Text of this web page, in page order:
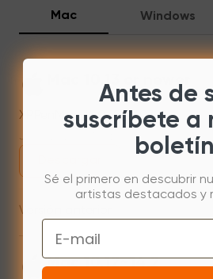
Mac Windows
Mac 10.13 or newer
XPPenMac_4.0.18_260723
Versión anterior
Mac 10.12~14.2
Antes de
suscríbete a
Sé el primero en descubrir
artistas destacados y
Email